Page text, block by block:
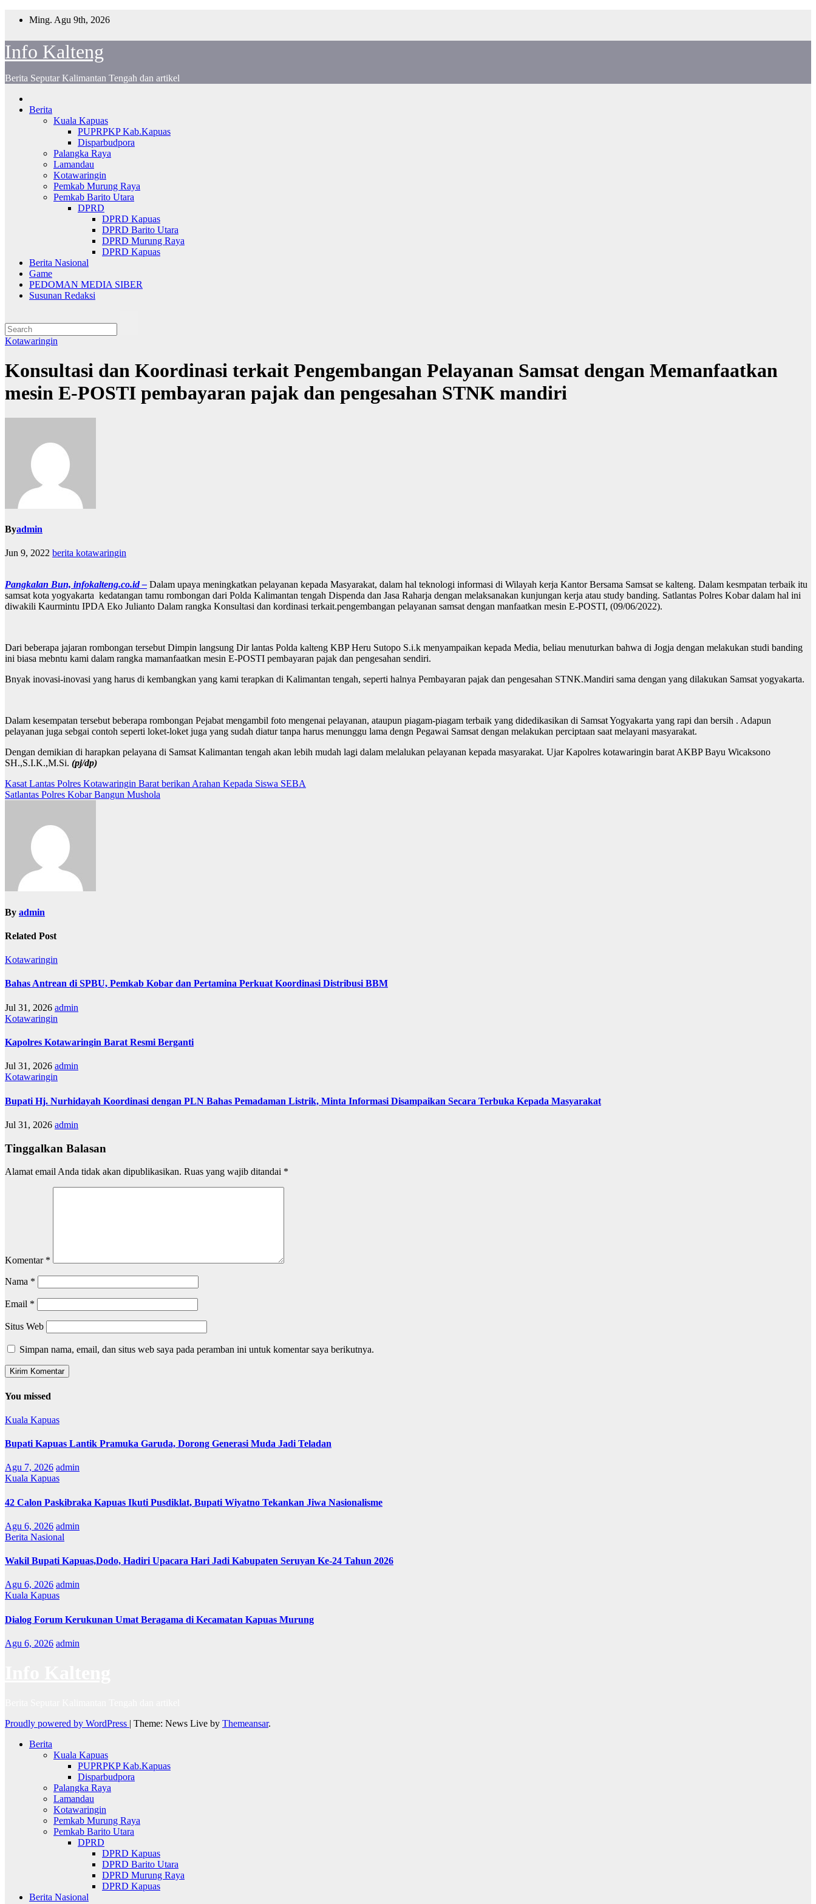
Ming. Agu 9th, 2026
Info Kalteng
Berita Seputar Kalimantan Tengah dan artikel
Berita
Kuala Kapuas
PUPRPKP Kab.Kapuas
Disparbudpora
Palangka Raya
Lamandau
Kotawaringin
Pemkab Murung Raya
Pemkab Barito Utara
DPRD
DPRD Kapuas
DPRD Barito Utara
DPRD Murung Raya
DPRD Kapuas
Berita Nasional
Game
PEDOMAN MEDIA SIBER
Susunan Redaksi
Kotawaringin
Konsultasi dan Koordinasi terkait Pengembangan Pelayanan Samsat dengan Memanfaatkan
mesin E-POSTI pembayaran pajak dan pengesahan STNK mandiri
Byadmin
Jun 9, 2022 berita kotawaringin
Pangkalan Bun, infokalteng.co.id – Dalam upaya meningkatkan pelayanan kepada Masyarakat, dalam hal teknologi informasi di Wilayah kerja Kantor Bersama Samsat se kalteng. Dalam kesmpatan terbaik itu
samsat kota yogyakarta kedatangan tamu rombongan dari Polda Kalimantan tengah Dispenda dan Jasa Raharja dengan melaksanakan kunjungan kerja atau study banding. Satlantas Polres Kobar dalam hal ini
diwakili Kaurmintu IPDA Eko Julianto Dalam rangka Konsultasi dan kordinasi terkait.pengembangan pelayanan samsat dengan manfaatkan mesin E-POSTI, (09/06/2022).
Dari beberapa jajaran rombongan tersebut Dimpin langsung Dir lantas Polda kalteng KBP Heru Sutopo S.i.k menyampaikan kepada Media, beliau menuturkan bahwa di Jogja dengan melakukan studi banding
ini biasa mebntu kami dalam rangka mamanfaatkan mesin E-POSTI pembayaran pajak dan pengesahan sendiri.
Bnyak inovasi-inovasi yang harus di kembangkan yang kami terapkan di Kalimantan tengah, seperti halnya Pembayaran pajak dan pengesahan STNK.Mandiri sama dengan yang dilakukan Samsat yogyakarta.
Dalam kesempatan tersebut beberapa rombongan Pejabat mengambil foto mengenai pelayanan, ataupun piagam-piagam terbaik yang didedikasikan di Samsat Yogyakarta yang rapi dan bersih . Adapun
pelayanan juga sebgai contoh seperti loket-loket juga yang sudah diatur tanpa harus menunggu lama dengn Pegawai Samsat dengan melakukan perciptaan saat melayani masyarakat.
Dengan demikian di harapkan pelayana di Samsat Kalimantan tengah akan lebih mudah lagi dalam melalukan pelayanan kepada masyarakat. Ujar Kapolres kotawaringin barat AKBP Bayu Wicaksono
SH.,S.I.K.,M.Si. (pj/dp)
Navigasi
pos
Kasat Lantas Polres Kotawaringin Barat berikan Arahan Kepada Siswa SEBA
Satlantas Polres Kobar Bangun Mushola
By admin
Related Post
Kotawaringin
Bahas Antrean di SPBU, Pemkab Kobar dan Pertamina Perkuat Koordinasi Distribusi BBM
Jul 31, 2026 admin
Kotawaringin
Kapolres Kotawaringin Barat Resmi Berganti
Jul 31, 2026 admin
Kotawaringin
Bupati Hj. Nurhidayah Koordinasi dengan PLN Bahas Pemadaman Listrik, Minta Informasi Disampaikan Secara Terbuka Kepada Masyarakat
Jul 31, 2026 admin
Tinggalkan Balasan
Alamat email Anda tidak akan dipublikasikan. Ruas yang wajib ditandai *
Komentar *
Nama *
Email *
Situs Web
Simpan nama, email, dan situs web saya pada peramban ini untuk komentar saya berikutnya.
You missed
Kuala Kapuas
Bupati Kapuas Lantik Pramuka Garuda, Dorong Generasi Muda Jadi Teladan
Agu 7, 2026 admin
Kuala Kapuas
42 Calon Paskibraka Kapuas Ikuti Pusdiklat, Bupati Wiyatno Tekankan Jiwa Nasionalisme
Agu 6, 2026 admin
Berita Nasional
Wakil Bupati Kapuas,Dodo, Hadiri Upacara Hari Jadi Kabupaten Seruyan Ke-24 Tahun 2026
Agu 6, 2026 admin
Kuala Kapuas
Dialog Forum Kerukunan Umat Beragama di Kecamatan Kapuas Murung
Agu 6, 2026 admin
Proudly powered by WordPress | Theme: News Live by Themeansar.
Berita
Kuala Kapuas
PUPRPKP Kab.Kapuas
Disparbudpora
Palangka Raya
Lamandau
Kotawaringin
Pemkab Murung Raya
Pemkab Barito Utara
DPRD
DPRD Kapuas
DPRD Barito Utara
DPRD Murung Raya
DPRD Kapuas
Berita Nasional